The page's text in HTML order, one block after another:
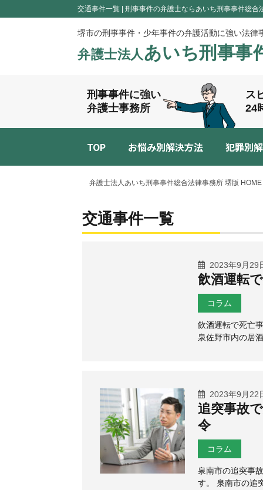
交通事件一覧 | 刑事事件の弁護士ならあいち刑事事件総合
堺市の刑事事件・少年事件の弁護活動に強い法律
弁護士法人あいち刑事事
刑事事件に強い
弁護士事務所
ス
24
TOP お悩み別解決方法 犯罪別
弁護士法人あいち刑事事件総合法律事務所 堺版 HOME
交通事件一覧
2023年9月29
飲酒運転
コラム
飲酒運転で死亡
泉佐野市内の居
2023年9月22
追突事故
令
コラム
泉南市の追突事
す。 泉南市の追